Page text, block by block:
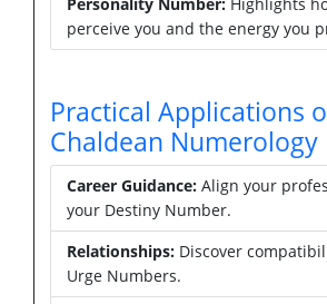
perceive you and the energy you
Practical Applications
Chaldean Numerology
Career Guidance: Align your
your Destiny Number.
Relationships: Discover
Urge Numbers.